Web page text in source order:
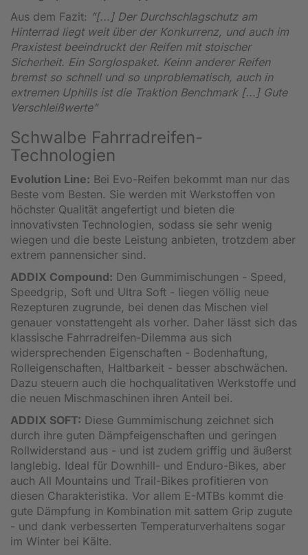
Aus dem Fazit: "[...] Der Durchschlagschutz am
Hinterrad liegt weit über der Konkurrenz, und auch im
Praxistest beeindruckt der Reifen mit stoischer
Sicherheit. Ein Sorglospaket. Keinn anderer Reifen
bremst so schnell und so unproblematisch, auch in
extremen Uphills ist die Traktion Benchmark [...] Gute
Verschleißwerte"
Schwalbe Fahrradreifen-
Technologien
Evolution Line: Bei Evo-Reifen bekommt man nur das
Beste vom Besten. Sie werden mit Werkstoffen von
höchster Qualität angefertigt und bieten die
innovativsten Technologien, sodass sie sehr wenig
wiegen und die beste Leistung anbieten, trotzdem aber
extrem pannensicher sind.
ADDIX Compound: Den Gummimischungen - Speed,
Speedgrip, Soft und Ultra Soft - liegen völlig neue
Rezepturen zugrunde, bei denen das Mischen viel
genauer vonstattengeht als vorher. Daher lässt sich das
klassische Fahrradreifen-Dilemma aus sich
widersprechenden Eigenschaften - Bodenhaftung,
Rolleigenschaften, Haltbarkeit - besser abschwächen.
Dazu steuern auch die hochqualitativen Werkstoffe und
die neuen Mischmaschinen ihren Anteil bei.
ADDIX SOFT: Diese Gummimischung zeichnet sich
durch ihre guten Dämpfeigenschaften und geringen
Rollwiderstand aus - und ist zudem griffig und äußerst
langlebig. Ideal für Downhill- und Enduro-Bikes, aber
auch All Mountains und Trail-Bikes profitieren von
diesen Charakteristika. Vor allem E-MTBs kommt die
gute Dämpfung in Kombination mit sattem Grip zugute
- und dank verbesserten Temperaturverhaltens sogar
im Winter bei Kälte.